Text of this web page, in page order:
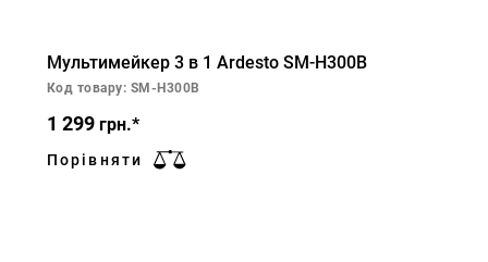
Мультимейкер 3 в 1 Ardesto SM-H300B
Код товару: SM-H300B
1 299 грн.*
Порівняти